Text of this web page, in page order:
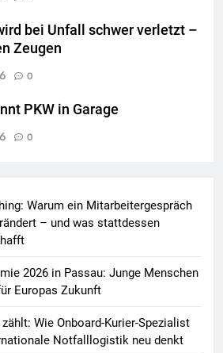
bei Unfall schwer verletzt –
Zeugen
0
PKW in Garage
0
Warum ein Mitarbeitergespräch
– und was stattdessen
2026 in Passau: Junge Menschen
Europas Zukunft
Wie Onboard-Kurier-Spezialist
Notfalllogistik neu denkt